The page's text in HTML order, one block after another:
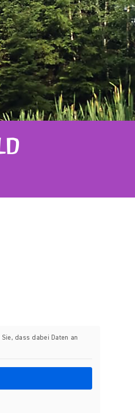
dass dabei Daten an